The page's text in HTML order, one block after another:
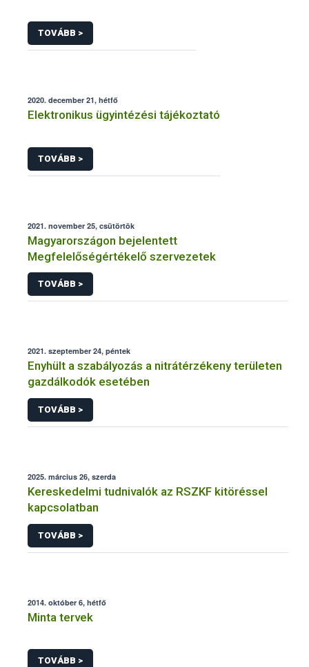
TOVÁBB >
2020. december 21, hétfő
Elektronikus ügyintézési tájékoztató
TOVÁBB >
2021. november 25, csütörtök
Magyarországon bejelentett
Megfelelőségértékelő szervezetek
TOVÁBB >
2021. szeptember 24, péntek
Enyhült a szabályozás a nitrátérzékeny területen
gazdálkodók esetében
TOVÁBB >
2025. március 26, szerda
Kereskedelmi tudnivalók az RSZKF kitöréssel
kapcsolatban
TOVÁBB >
2014. október 6, hétfő
Minta tervek
TOVÁBB >